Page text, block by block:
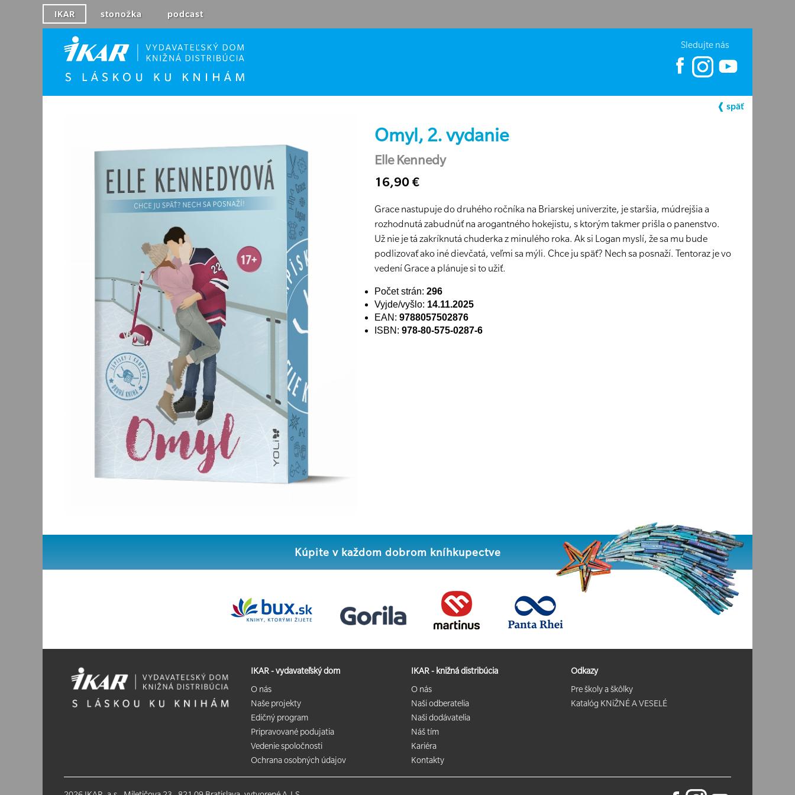
IKAR stonožka podcast
Sledujte nás
Omyl, 2. vydanie
Elle Kennedy
16,90 €
Grace nastupuje do druhého ročníka na Briarskej univerzite, je staršia, múdrejšia a
rozhodnutá zabudnúť na arogantného hokejistu, s ktorým takmer prišla o panenstvo.
Už nie je tá zakríknutá chuderka z minulého roka. Ak si Logan myslí, že sa mu bude
podlizovať ako iné dievčatá, veľmi sa mýli. Chce ju späť? Nech sa posnaží. Tentoraz je vo
vedení Grace a plánuje si to užiť.
Počet strán: 296
Vyjde/vyšlo: 14.11.2025
EAN: 9788057502876
ISBN: 978-80-575-0287-6
❰ späť
Kúpite v každom dobrom kníhkupectve
IKAR - vydavateľský dom
O nás
Naše projekty
Edičný program
Pripravované podujatia
Vedenie spoločnosti
Ochrana osobných údajov
IKAR - knižná distribúcia
O nás
Naši odberatelia
Naši dodávatelia
Náš tím
Kariéra
Kontakty
Odkazy
Pre školy a škôlky
Katalóg KNiŽNÉ A VESELÉ